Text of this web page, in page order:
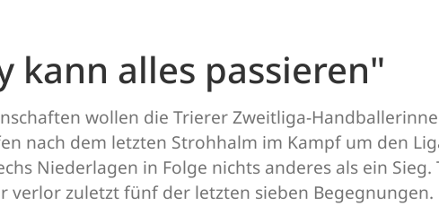
kann alles passieren"
wollen die Trierer Zweitliga-
nach dem letzten Strohhalm im Kampf um den
Niederlagen in Folge nichts anderes als ein
verlor zuletzt fünf der letzten sieben Begegnungen.